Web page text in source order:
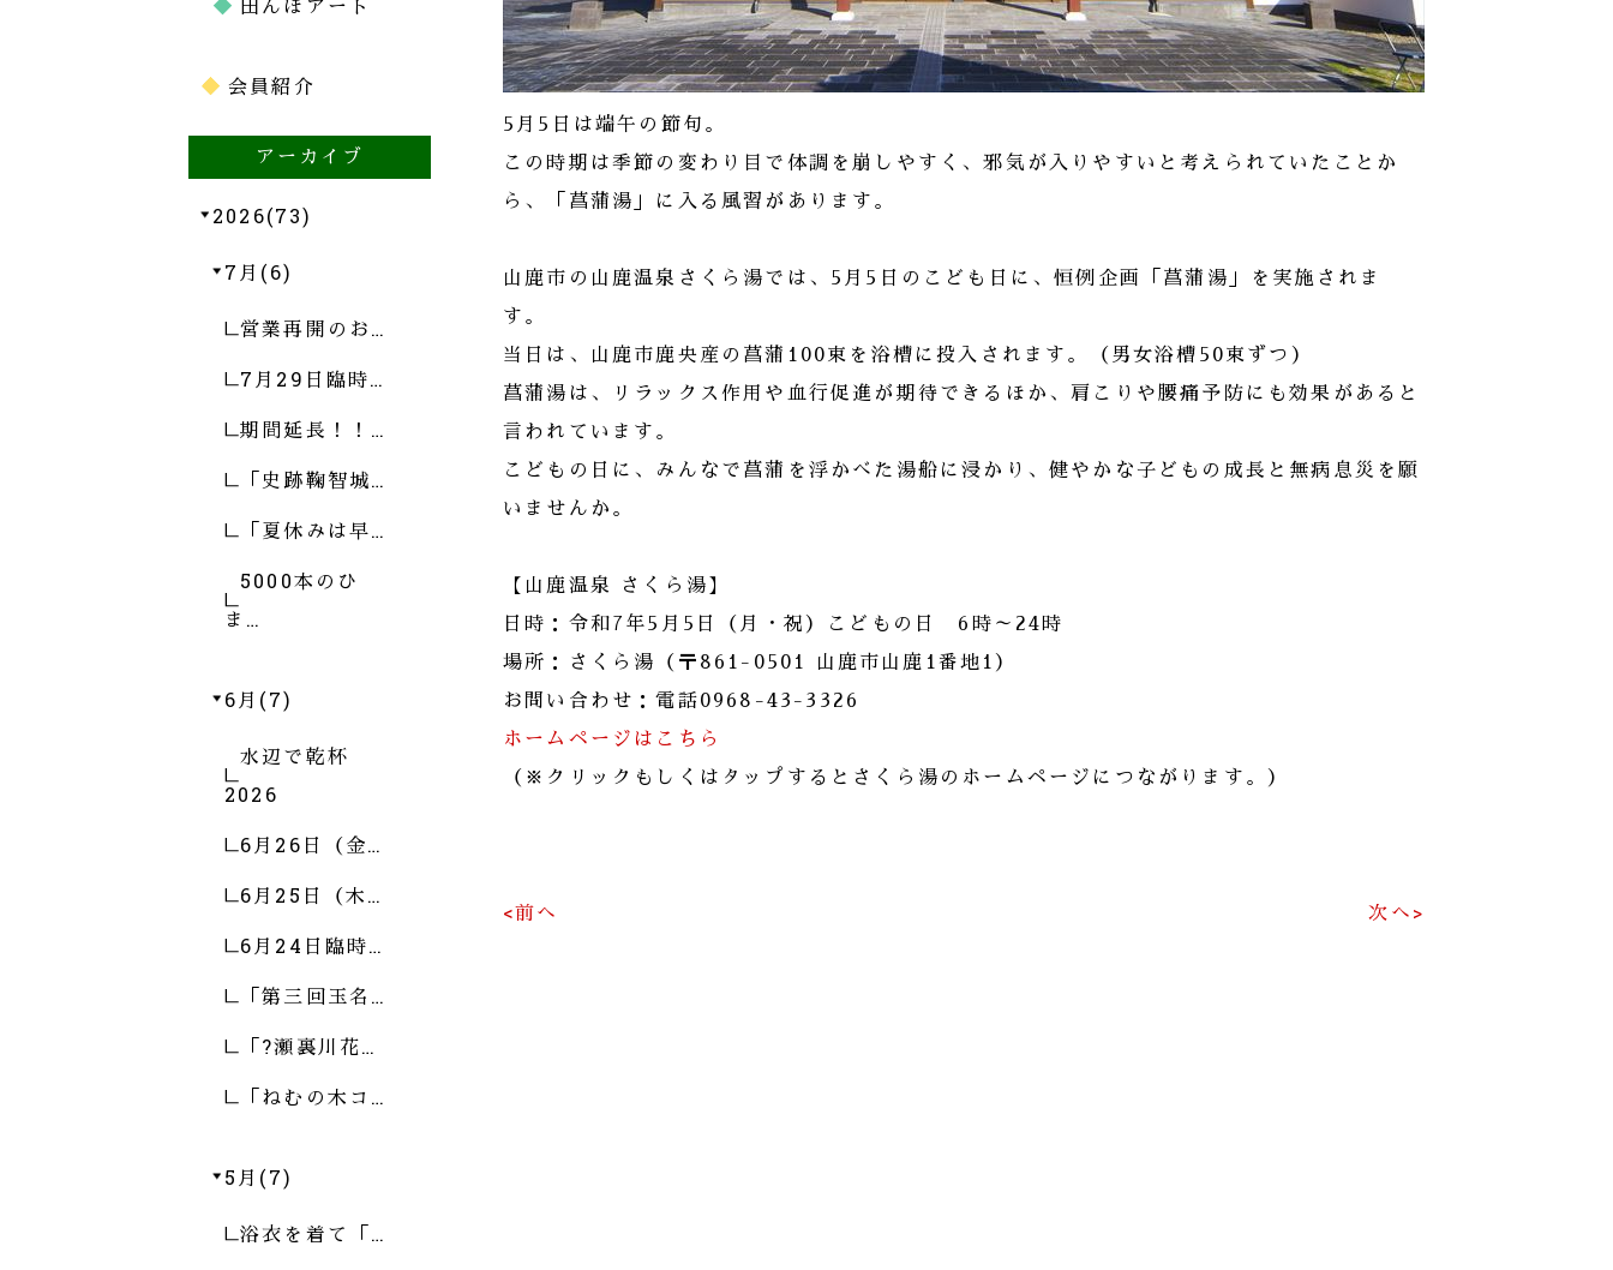
5月5日は端午の節句。
この時期は季節の変わり目で体調を崩しやすく、邪気が入りやすいと考えられていたことか
ら、「菖蒲湯」に入る風習があります。
山鹿市の山鹿温泉さくら湯では、5月5日のこども日に、恒例企画「菖蒲湯」を実施されま
す。
当日は、山鹿市鹿央産の菖蒲100束を浴槽に投入されます。（男女浴槽50束ずつ）
菖蒲湯は、リラックス作用や血行促進が期待できるほか、肩こりや腰痛予防にも効果があると
言われています。
こどもの日に、みんなで菖蒲を浮かべた湯船に浸かり、健やかな子どもの成長と無病息災を願
いませんか。
【山鹿温泉 さくら湯】
日時：令和7年5月5日（月・祝）こどもの日 6時～24時
場所：さくら湯（〒861-0501 山鹿市山鹿1番地1）
お問い合わせ：電話0968-43-3326
ホームページはこちら
（※クリックもしくはタップするとさくら湯のホームページにつながります。）
<前へ 次へ>
田んぼアート
会員紹介
アーカイブ
2026(73)
7月(6)
営業再開のお…
7月29日臨時…
期間延長！！…
「史跡鞠智城…
「夏休みは早…
5000本のひ
ま…
6月(7)
水辺で乾杯
2026
6月26日（金…
6月25日（木…
6月24日臨時…
「第三回玉名…
「?瀬裏川花…
「ねむの木コ…
5月(7)
浴衣を着て「…